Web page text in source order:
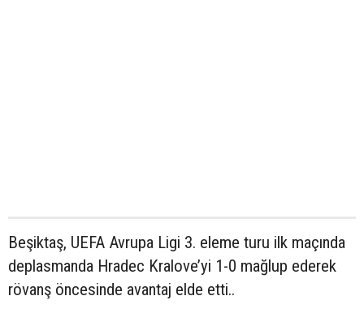
Beşiktaş, UEFA Avrupa Ligi 3. eleme turu ilk maçında
deplasmanda Hradec Kralove’yi 1-0 mağlup ederek
rövanş öncesinde avantaj elde etti..